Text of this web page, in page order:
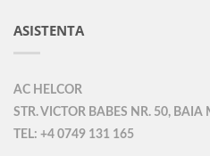
ASISTENTA
AC HELCOR
STR. VICTOR BABES NR. 50, BAIA
TEL: +4 0749 131 165